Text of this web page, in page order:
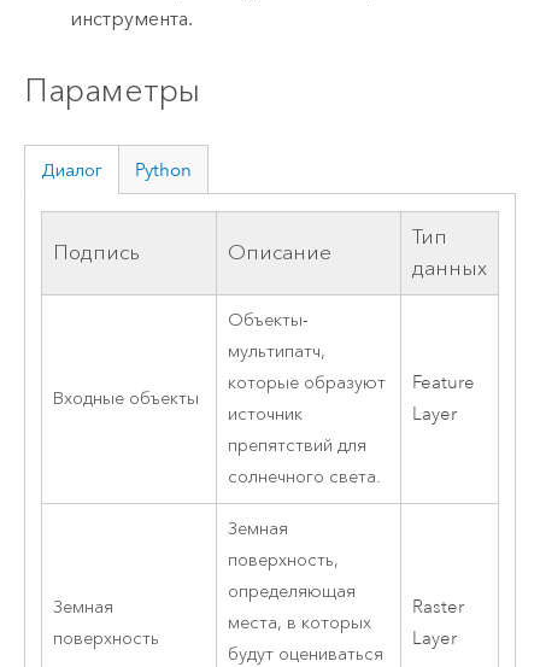
инструмента.
Параметры
Диалог Python
Подпись Описание
Тип
данных
Входные объекты
Объекты-
мультипатч,
которые образуют
источник
препятствий для
солнечного света.
Feature
Layer
Земная
поверхность
Земная
поверхность,
определяющая
места, в которых
будут оцениваться
Raster
Layer